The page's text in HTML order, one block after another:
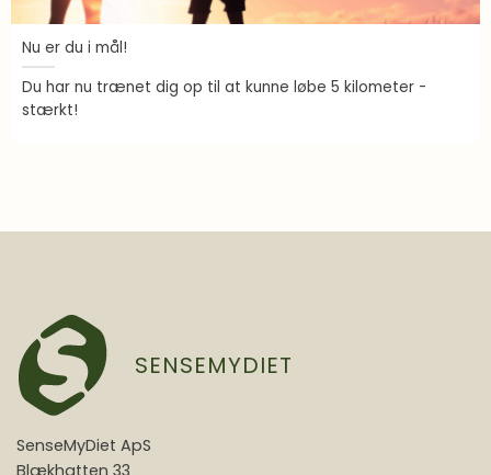
Nu er du i mål!
Du har nu trænet dig op til at kunne løbe 5 kilometer -
stærkt!
SENSEMYDIET
SenseMyDiet ApS